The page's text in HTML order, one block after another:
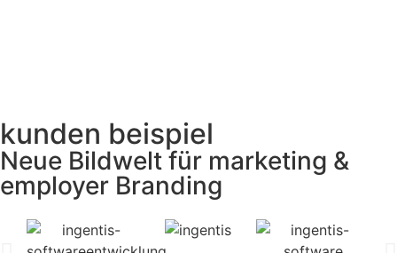
kunden beispiel
Neue Bildwelt für marketing &
employer Branding